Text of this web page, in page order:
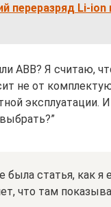
переразряд Li-
ABB? Я считаю,
не от
эксплуатации.
была статья, как
что там